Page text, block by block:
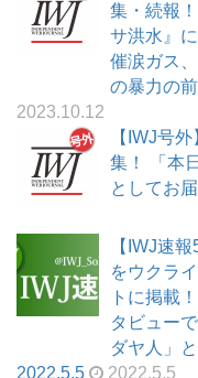
集・続報
サ洪水』
催涙ガス
の暴力の
2023.10.12
【IWJ号
集！ 「本
としてお
【IWJ速
をウクラ
トに掲載
タビュー
ダヤ人」
2022.5.5
2022.5.5